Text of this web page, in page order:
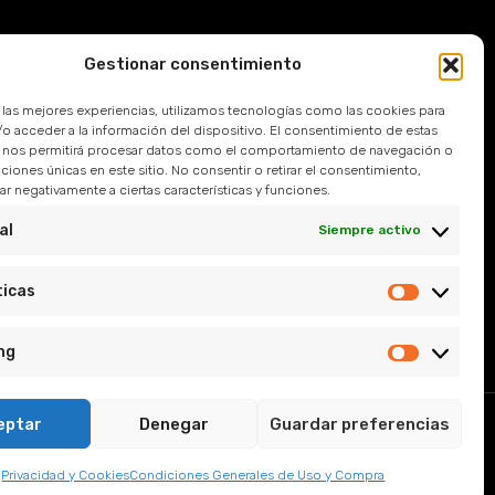
Gestionar consentimiento
las mejores experiencias, utilizamos tecnologías como las cookies para
o acceder a la información del dispositivo. El consentimiento de estas
permitirá procesar datos como el comportamiento de navegación o
únicas en este sitio. No consentir o retirar el consentimiento,
negativamente a ciertas características y funciones.
Siempre activo
Denegar Guardar preferencias
Privacidad y CookiesCondiciones Generales de Uso y Compra
Frecuentes